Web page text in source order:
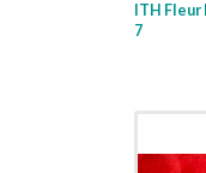
ITH
7